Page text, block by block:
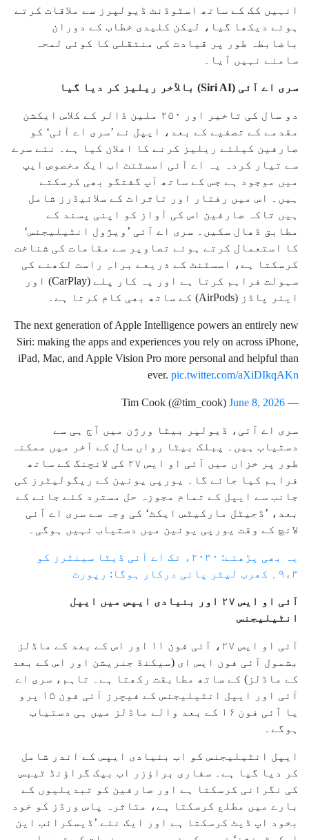
انہیں کک کے ساتھ اسٹوڈنٹ ڈیولپرز سے ملاقات کرتے
ہوئے دیکھا گیا، لیکن کلیدی خطاب کے دوران
باضابطہ طور پر قیادت کی منتقلی کا کوئی لمحہ
سامنے نہیں آیا۔
سری اے آئی (Siri AI) بالآخر ریلیز کر دیا گیا
دو سال کی تاخیر اور ۲۵۰ ملین ڈالر کے کلاس ایکشن
مقدمے کے تصفیے کے بعد، ایپل نے ’سری اے آئی‘ کو
صارفین کیلئے ریلیز کرنے کا اعلان کیا ہے۔ نئے سرے
سے تیار کردہ یہ اے آئی اسسٹنٹ اب ایک مخصوص ایپ
میں موجود ہے جس کے ساتھ آپ گفتگو بھی کرسکتے
ہیں۔ اس میں رفتار اور تاثرات کے سلائیڈرز شامل
ہیں تاکہ صارفین اس کی آواز کو اپنی پسند کے
مطابق ڈھال سکیں۔ سری اے آئی ’ویژول انٹیلیجنس‘
کا استعمال کرتے ہوئے تصاویر سے مقامات کی شناخت
کرسکتا ہے، اسسٹنٹ کے ذریعے براہِ راست لکھنے کی
سہولت فراہم کرتا ہے اور یہ کار پلے (CarPlay) اور
ایئر پاڈز (AirPods) کے ساتھ بھی کام کرتا ہے۔
The next generation of Apple Intelligence powers an entirely new
Siri: making the apps and experiences you rely on across iPhone,
iPad, Mac, and Apple Vision Pro more personal and helpful than
ever. pic.twitter.com/aXiDIkqAKn
— Tim Cook (@tim_cook)
June 8, 2026
سری اے آئی، ڈیولپر بیٹا ورژن میں آج ہی سے
دستیاب ہیں۔ پبلک بیٹا رواں سال کے آخر میں ممکنہ
طور پر خزاں میں آئی او ایس ۲۷ کی لانچنگ کے ساتھ
فراہم کیا جائے گا۔ یورپی یونین کے ریگولیٹرز کی
جانب سے ایپل کے تمام مجوزہ حل مسترد کئے جانے کے
بعد، ’ڈجیٹل مارکیٹس ایکٹ‘ کی وجہ سے سری اے آئی
لانچ کے وقت یورپی یونین میں دستیاب نہیں ہوگی۔
یہ بھی پڑھئے: ۲۰۳۰ء تک اے آئی ڈیٹا سینٹرز کو
۳ء۹؍ کھرب لیٹر پانی درکار ہوگا: رپورٹ
آئی او ایس ۲۷ اور بنیادی ایپس میں ایپل
انٹیلیجنس
آئی او ایس ۲۷، آئی فون ۱۱ اور اس کے بعد کے ماڈلز
بشمول آئی فون ایس ای (سیکنڈ جنریشن اور اس کے بعد
کے ماڈلز) کے ساتھ مطابقت رکھتا ہے۔ تاہم، سری اے
آئی اور ایپل انٹیلیجنس کے فیچرز آئی فون ۱۵ پرو
یا آئی فون ۱۶ کے بعد والے ماڈلز میں ہی دستیاب
ہوگے۔
ایپل انٹیلیجنس کو اب بنیادی ایپس کے اندر شامل
کر دیا گیا ہے۔ سفاری براؤزر اب بیک گراؤنڈ ٹیبس
کی نگرانی کرسکتا ہے اور صارفین کو تبدیلیوں کے
بارے میں مطلع کرسکتا ہے، متاثرہ پاس ورڈز کو خود
بخود اپ ڈیٹ کرسکتا ہے اور ایک نئے ’ڈیسکرائب این